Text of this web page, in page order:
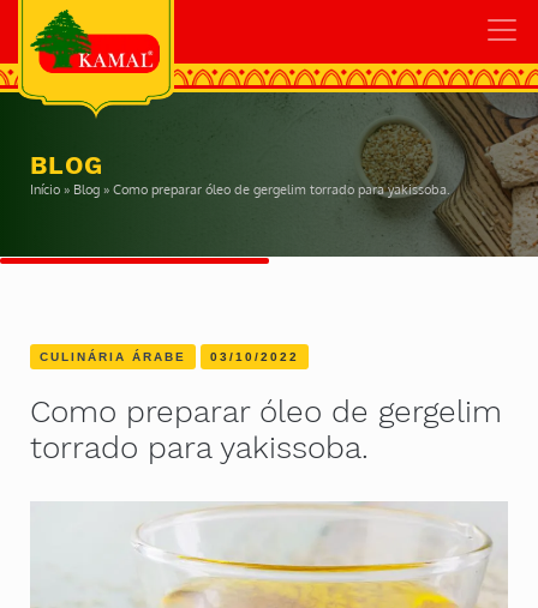
BLOG
Início » Blog » Como preparar óleo de gergelim torrado para yakissoba.
CULINÁRIA ÁRABE 03/10/2022
Como preparar óleo de gergelim
torrado para yakissoba.